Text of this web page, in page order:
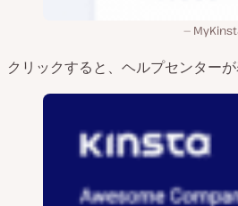
クリックすると、ヘルプセンターが